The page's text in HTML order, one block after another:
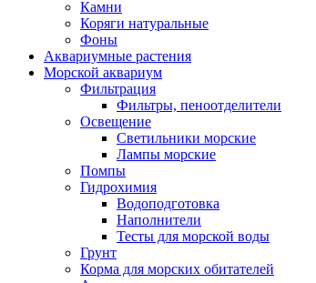
Камни
Коряги натуральные
Фоны
Аквариумные растения
Морской аквариум
Фильтрация
Фильтры, пеноотделители
Освещение
Светильники морские
Лампы морские
Помпы
Гидрохимия
Водоподготовка
Наполнители
Тесты для морской воды
Грунт
Корма для морских обитателей